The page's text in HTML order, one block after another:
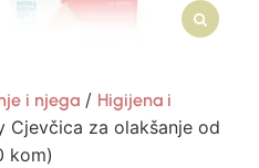
i njega / Higijena i
Cjevčica za olakšanje od
kom)